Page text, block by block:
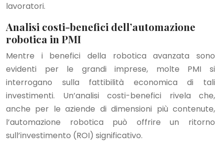
lavoratori.
Analisi costi-benefici dell’automazione
robotica in PMI
Mentre i benefici della robotica avanzata sono
evidenti per le grandi imprese, molte PMI si
interrogano sulla fattibilità economica di tali
investimenti. Un’analisi costi-benefici rivela che,
anche per le aziende di dimensioni più contenute,
l’automazione robotica può offrire un ritorno
sull’investimento (ROI) significativo.